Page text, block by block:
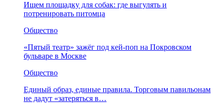
Ищем площадку для собак: где выгулять и
потренировать питомца
Общество
«Пятый театр» зажёг под кей-поп на Покровском
бульваре в Москве
Общество
Единый образ, единые правила. Торговым павильонам
не дадут «затеряться в…